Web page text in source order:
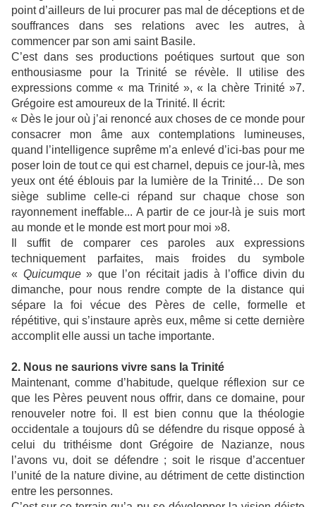
point d’ailleurs de lui procurer pas mal de déceptions et de
souffrances dans ses relations avec les autres, à
commencer par son ami saint Basile.
C’est dans ses productions poétiques surtout que son
enthousiasme pour la Trinité se révèle. Il utilise des
expressions comme « ma Trinité », « la chère Trinité »7.
Grégoire est amoureux de la Trinité. Il écrit:
« Dès le jour où j’ai renoncé aux choses de ce monde pour
consacrer mon âme aux contemplations lumineuses,
quand l’intelligence suprême m’a enlevé d’ici-bas pour me
poser loin de tout ce qui est charnel, depuis ce jour-là, mes
yeux ont été éblouis par la lumière de la Trinité… De son
siège sublime celle-ci répand sur chaque chose son
rayonnement ineffable... A partir de ce jour-là je suis mort
au monde et le monde est mort pour moi »8.
Il suffit de comparer ces paroles aux expressions
techniquement parfaites, mais froides du symbole
« Quicumque » que l’on récitait jadis à l’office divin du
dimanche, pour nous rendre compte de la distance qui
sépare la foi vécue des Pères de celle, formelle et
répétitive, qui s’instaure après eux, même si cette dernière
accomplit elle aussi un tache importante.
2. Nous ne saurions vivre sans la Trinité
Maintenant, comme d’habitude, quelque réflexion sur ce
que les Pères peuvent nous offrir, dans ce domaine, pour
renouveler notre foi. Il est bien connu que la théologie
occidentale a toujours dû se défendre du risque opposé à
celui du trithéisme dont Grégoire de Nazianze, nous
l’avons vu, doit se défendre ; soit le risque d’accentuer
l’unité de la nature divine, au détriment de cette distinction
entre les personnes.